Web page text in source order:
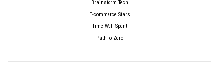
Brainstorm Tech
E-commerce Stars
Time Well Spent
Path to Zero